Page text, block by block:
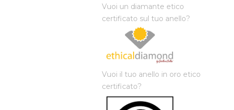
Vuoi un diamante etico
certificato sul tuo anello?
Vuoi il tuo anello in oro etico
certificato?